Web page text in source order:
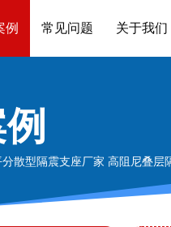
例 常见问题 关于我们
散型隔震支座厂家 高阻尼叠层